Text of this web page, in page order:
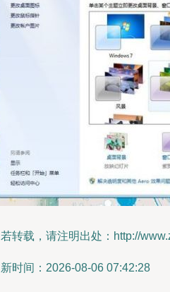
转载，请注明出处：http://
时间：2026-08-06 07:42:28